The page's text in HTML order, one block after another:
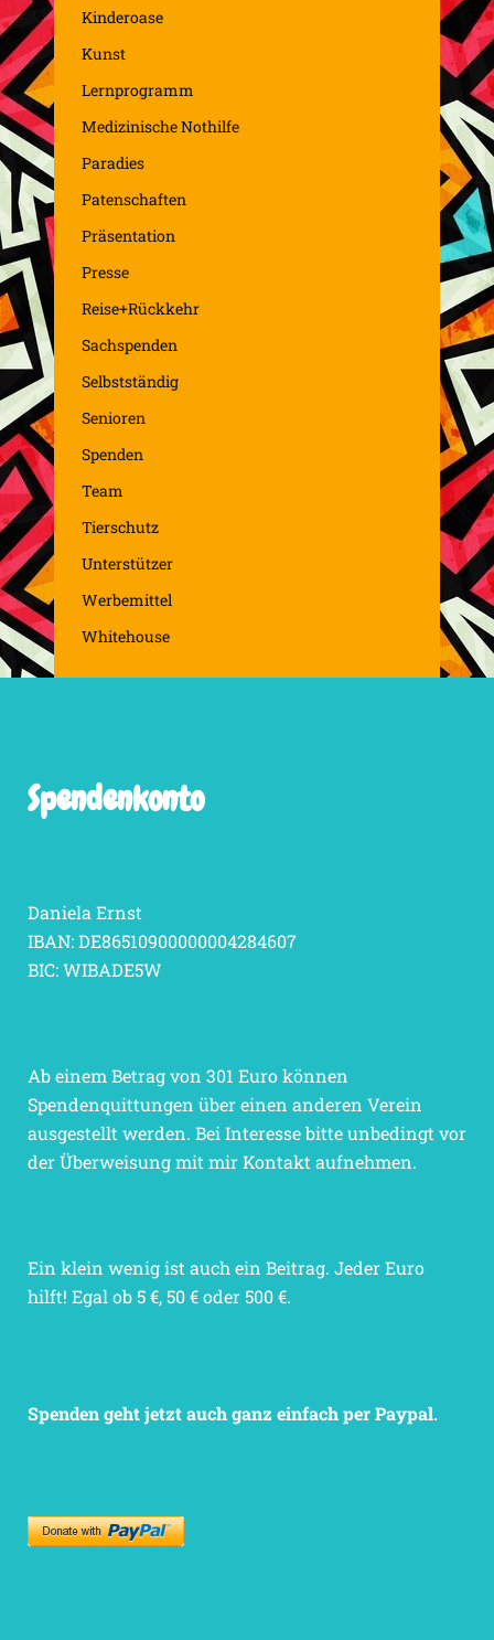
Kinderoase
Kunst
Lernprogramm
Medizinische Nothilfe
Paradies
Patenschaften
Präsentation
Presse
Reise+Rückkehr
Sachspenden
Selbstständig
Senioren
Spenden
Team
Tierschutz
Unterstützer
Werbemittel
Whitehouse
Spendenkonto
Daniela Ernst
IBAN: DE86510900000004284607
BIC: WIBADE5W
Ab einem Betrag von 301 Euro können
Spendenquittungen über einen anderen Verein
ausgestellt werden. Bei Interesse bitte unbedingt vor
der Überweisung mit mir Kontakt aufnehmen.
Ein klein wenig ist auch ein Beitrag. Jeder Euro
hilft! Egal ob 5 €, 50 € oder 500 €.
Spenden geht jetzt auch ganz einfach per Paypal.